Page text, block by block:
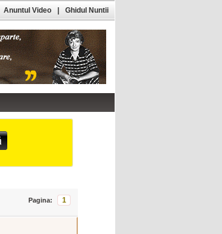
Pagina: 1
Anuntul Video Ghidul Nuntii